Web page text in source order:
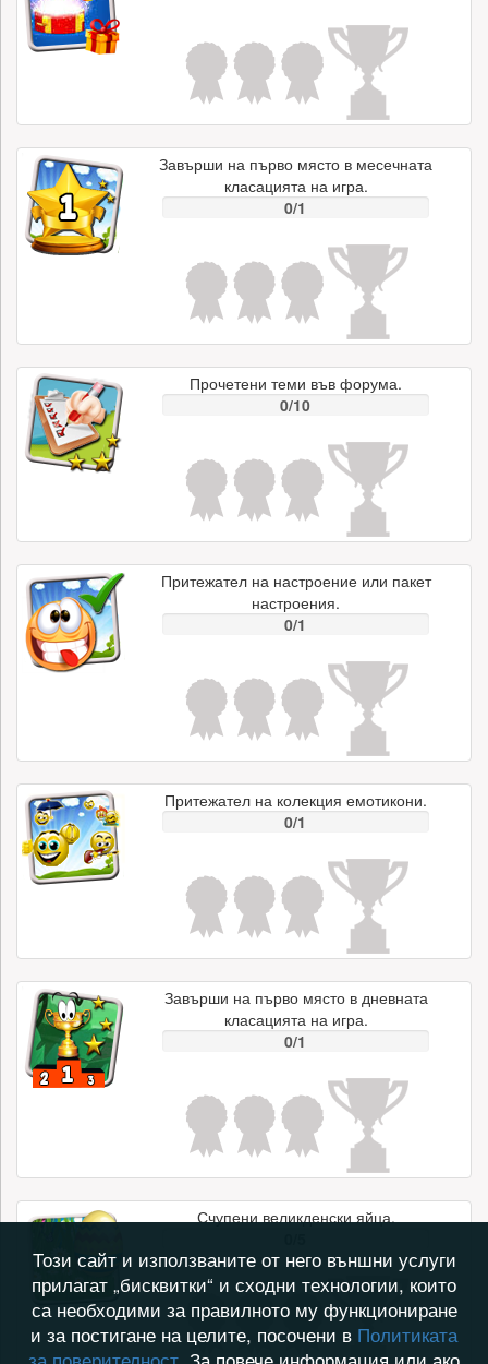
Завърши на първо място в месечната
класацията на игра.
0/1
Прочетени теми във форума.
0/10
Притежател на настроение или пакет
настроения.
0/1
Притежател на колекция емотикони.
0/1
Завърши на първо място в дневната
класацията на игра.
0/1
Счупени великденски яйца.
Този сайт и използваните от него външни услуги
прилагат „бисквитки“ и сходни технологии, които
са необходими за правилното му функциониране
и за постигане на целите, посочени в Политиката